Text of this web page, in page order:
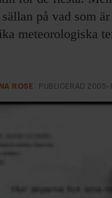
& RESOR
på vad som
meteorologiska
ROSE PUBLICERAD 2005-